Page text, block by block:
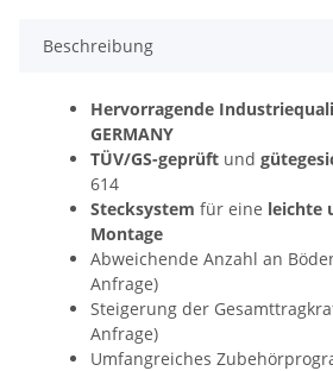
Beschreibung
Hervorragende
GERMANY
TÜV/GS-geprüft und
614
Stecksystem für eine leichte
Montage
Abweichende Anzahl an
Anfrage)
Steigerung der
Anfrage)
Umfangreiches